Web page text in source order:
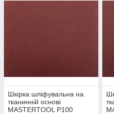
Шкірка шліфувальна на
тканинній основі
MASTERTOOL Р100